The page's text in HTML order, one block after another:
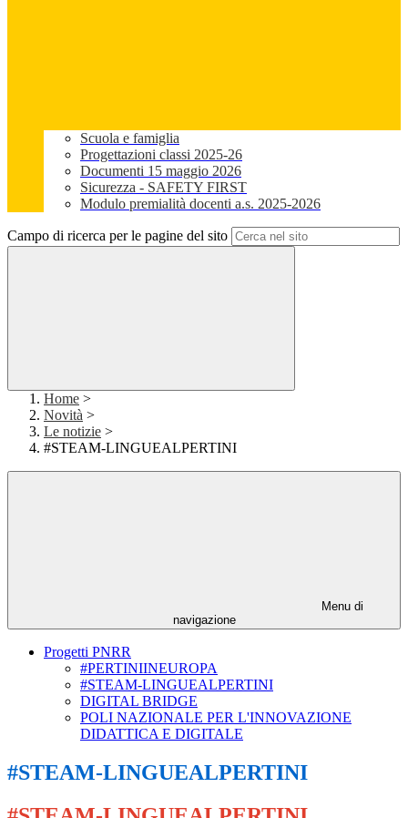
Scuola e famiglia
Progettazioni classi 2025-26
Documenti 15 maggio 2026
Sicurezza - SAFETY FIRST
Modulo premialità docenti a.s. 2025-2026
Campo di ricerca per le pagine del sito
Home >
Novità >
Le notizie >
#STEAM-LINGUEALPERTINI
Menu di
navigazione
Progetti PNRR
#PERTINIINEUROPA
#STEAM-LINGUEALPERTINI
DIGITAL BRIDGE
POLI NAZIONALE PER L'INNOVAZIONE
DIDATTICA E DIGITALE
#STEAM-LINGUEALPERTINI